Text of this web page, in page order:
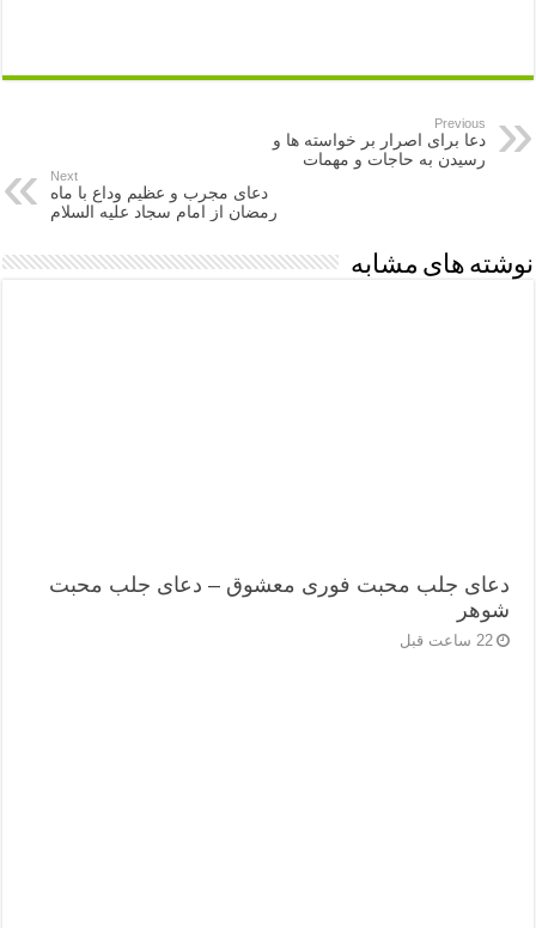
Previous
دعا برای اصرار بر خواسته ها و
رسیدن به حاجات و مهمات
Next
دعای مجرب و عظیم وداع با ماه
رمضان از امام سجاد علیه السلام
نوشته های مشابه
دعای جلب محبت فوری معشوق – دعای جلب محبت
شوهر
22 ساعت قبل